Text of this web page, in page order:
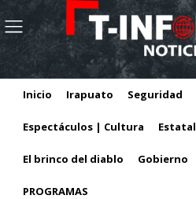
Inicio Irapuato Seguridad
Espectáculos | Cultura Estatal
El brinco del diablo Gobierno
PROGRAMAS